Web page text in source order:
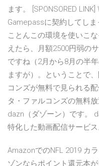
ます。 [SPONSORED
Gamepassに契約してし
ことんこの環境を使いこ
えたら、月額2500円弱の
ですね（2月から8月の半
ますが）。ということで
コンズが無料で見られる
タ・ファルコンズの無料
dazn（ダゾーン）です。
特化した動画配信サービス
AmazonでのNFL 2019 カ
ゾンならポイント還元本